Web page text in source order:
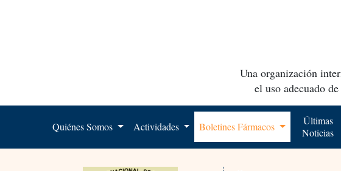
Una organización
el uso adecuado
Quiénes Somos Actividades Boletines Fármacos
Últimas
Noticias